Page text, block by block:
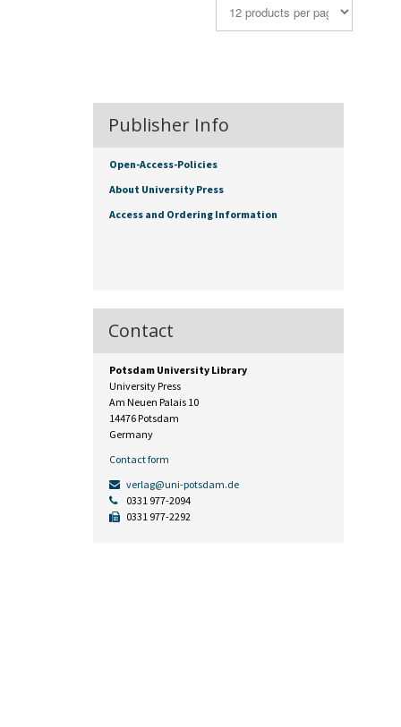
Publisher Info
Open-Access-Policies
About University Press
Access and Ordering Information
Contact
Potsdam University Library
University Press
Am Neuen Palais 10
14476 Potsdam
Germany
Contact form
verlag@uni-potsdam.de
0331 977-2094
0331 977-2292